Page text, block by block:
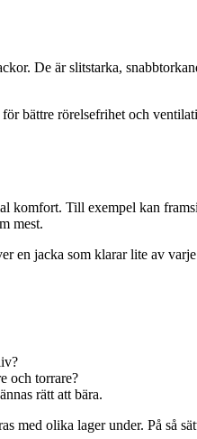
De är slitstarka,
bättre rörelsefrihet och
Till exempel kan
mest.
en jacka som klarar lite av
och torrare?
rätt att bära.
med olika lager under. På så